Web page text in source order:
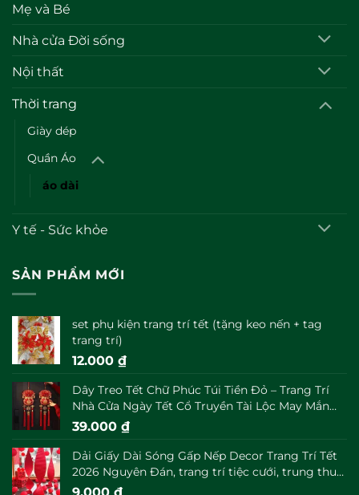
Mẹ và Bé
Nhà cửa Đời sống
Nội thất
Thời trang
Giày dép
Quần Áo
áo dài
Y tế - Sức khỏe
SẢN PHẨM MỚI
set phụ kiện trang trí tết (tặng keo nến + tag
trang trí)
12.000 ₫
Dây Treo Tết Chữ Phúc Túi Tiền Đỏ – Trang Trí
Nhà Cửa Ngày Tết Cổ Truyền Tài Lộc May Mắn
Đầu Năm
39.000 ₫
Dải Giấy Dài Sóng Gấp Nếp Decor Trang Trí Tết
2026 Nguyên Đán, trang trí tiệc cưới, trung thu
decor